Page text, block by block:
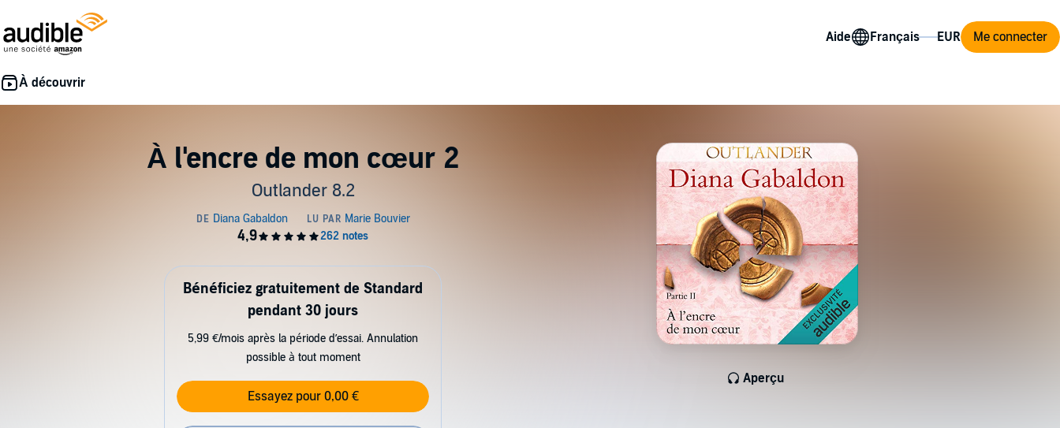
Aide Me connecter
À l'encre de mon cœur 2
Outlander 8.2
Aperçu
Bénéficiez gratuitement de Standard
pendant 30 jours
5,99 €/mois après la période d’essai. Annulation
possible à tout moment
Essayez pour 0,00 €